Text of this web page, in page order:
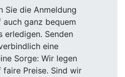
Sie die Anmeldung
ganz bequem
erledigen. Senden
eine
Sorge: Wir legen
Preise. Sind wir